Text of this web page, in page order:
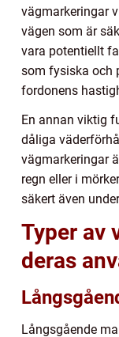
vägmarkeringar
vägen som är
vara potentiellt
som fysiska och
fordonens
En annan viktig
dåliga
vägmarkeringar
regn eller i
säkert även
Typer av
deras
Långsgående